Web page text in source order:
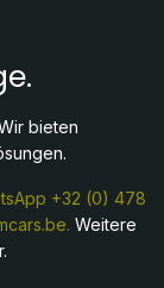
bieten
+32 (0) 478
Weitere